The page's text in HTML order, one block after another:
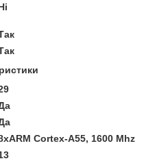
Cortex-A55, 1600 Mhz